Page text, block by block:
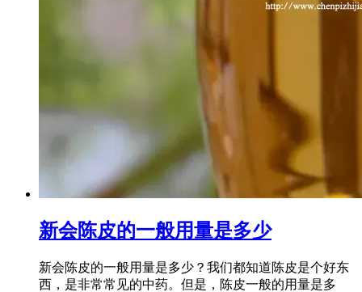
新会陈皮的一般用量是多少
新会陈皮的一般用量是多少？我们都知道陈皮是个好东
西，是非常常见的中药。但是，陈皮一般的用量是多